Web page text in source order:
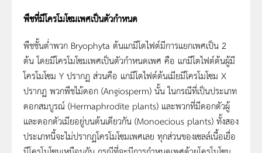
พืชที่มีโครโมโซมเพศเป็นตัวกำหนด
พืชชั้นต่ำพวก Bryophyta ต้นแกมีโตไฟต์มีการแยกเพศเป็น 2
ต้น โดยมีโครโมโซมเพศเป็นตัวกำหนดเพศ คือ แกมีโตไฟต์ต้นผู้มี
โครโมโซม Y ปรากฏ ส่วนคือ แกมีโตไฟต์ต้นเมียมีโครโมโซม X
ปรากฏ พวกพืชไม้ดอก (Angiosperm) นั้น ในกรณีที่เป็นประเภท
ดอกสมบูรณ์ (Hermaphrodite plants) และพวกที่มีดอกตัวผู้
และดอกตัวเมียอยู่บนต้นเดียวกัน (Monoecious plants) ทั้งสอง
ประเภทนี้จะไม่ปรากฏโครโมโซมเพศเลย ทุกส่วนของเซลล์เนื้อเยื่อ